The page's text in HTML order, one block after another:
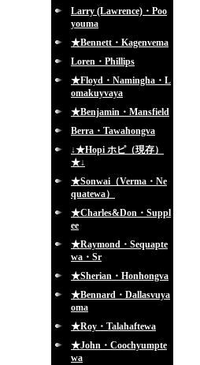
Larry (Lawrence)・Poo
youma
★Bennett・Kagenvema
Loren・Phillips
★Floyd・Namingha・L
omakuyvaya
★Benjamin・Mansfield
Berra・Tawahongva
↓★Hopi ホピ（現存）
★↓
★Sonwai（Verma・Ne
quatewa）
★Charles&Don・Suppl
ee
★Raymond・Sequapte
wa・Sr
★Sherian・Honhongva
★Bennard・Dallasvuya
oma
★Roy・Talahaftewa
★John・Coochyumpte
wa